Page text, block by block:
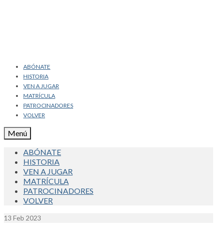
ABÓNATE
HISTORIA
VEN A JUGAR
MATRÍCULA
PATROCINADORES
VOLVER
Menú
ABÓNATE
HISTORIA
VEN A JUGAR
MATRÍCULA
PATROCINADORES
VOLVER
13 Feb 2023